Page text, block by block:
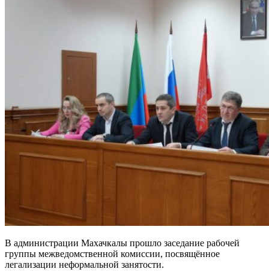
В администрации Махачкалы прошло заседание рабочей
группы межведомственной комиссии, посвящённое
легализации неформальной занятости.